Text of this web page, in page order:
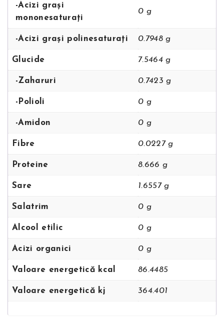
-Acizi grași
mononesaturați
0 g
-Acizi grași polinesaturați 0.7948 g
Glucide 7.5464 g
-Zaharuri 0.7423 g
-Polioli 0 g
-Amidon 0 g
Fibre 0.0227 g
Proteine 8.666 g
Sare 1.6557 g
Salatrim 0 g
Alcool etilic 0 g
Acizi organici 0 g
Valoare energetică kcal 86.4485
Valoare energetică kj 364.401